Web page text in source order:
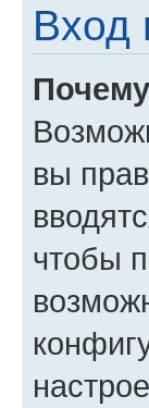
Вход
вы
чтобы